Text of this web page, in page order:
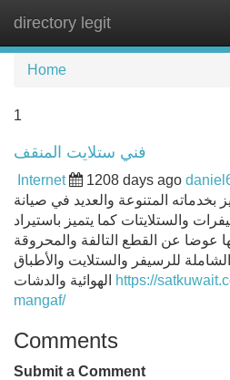
directory legit
Home
1
فني ستلايت المنقف
Internet 1208 days ago
بخدماته المتنوعة والعديد في صيانة
والستلايتات كما يتميز باستيراد
عوضا عن القطع التالفة والمحروقة
للرسيفر والستلايت والأطباق
https://
mangaf/
Comments
Submit a Comment